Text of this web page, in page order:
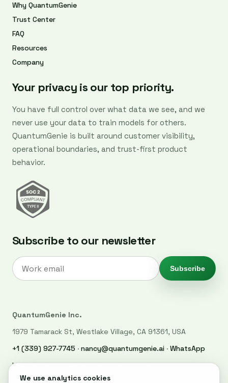
Why QuantumGenie
Trust Center
FAQ
Resources
Company
Your privacy is our top priority.
You have full control over what data we see, and we
never use your data to train models for others.
QuantumGenie is built around customer visibility,
operational boundaries, and trust-first product
behavior.
Subscribe to our newsletter
Subscribe
QuantumGenie Inc.
1979 Tamarack St, Westlake Village, CA 91361, USA
+1 (339) 927-7745 · nancy@quantumgenie.ai · WhatsApp
LinkedIn·Privacy Policy·Trust Center·Security·
Cookie settings